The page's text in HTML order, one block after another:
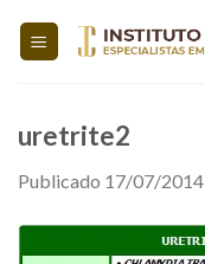
uretrite2
Publicado 17/07/2014